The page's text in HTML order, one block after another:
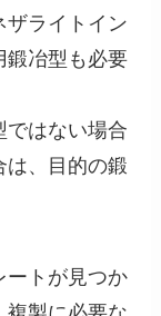
ザライトイン
鍛冶型も必要
ではない場合
は、目的の鍛
ートが見つか